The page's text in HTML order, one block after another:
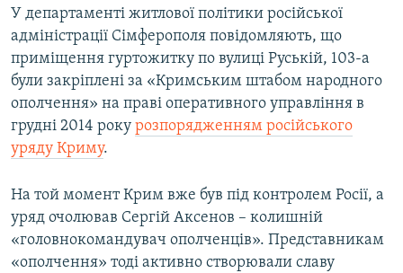
У департаменті житлової політики російської
адміністрації Сімферополя повідомляють, що
приміщення гуртожитку по вулиці Руській, 103-а
були закріплені за «Кримським штабом народного
ополчення» на праві оперативного управління в
грудні 2014 року розпорядженням російського
уряду Криму.
На той момент Крим вже був під контролем Росії, а
уряд очолював Сергій Аксенов – колишній
«головнокомандувач ополченців». Представникам
«ополчення» тоді активно створювали славу